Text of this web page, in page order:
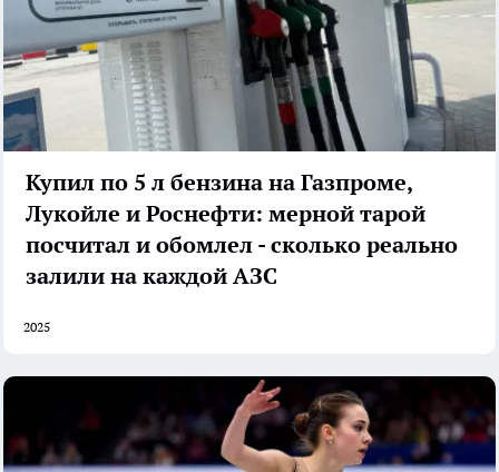
Купил по 5 л бензина на Газпроме,
Лукойле и Роснефти: мерной тарой
посчитал и обомлел - сколько реально
залили на каждой АЗС
2025